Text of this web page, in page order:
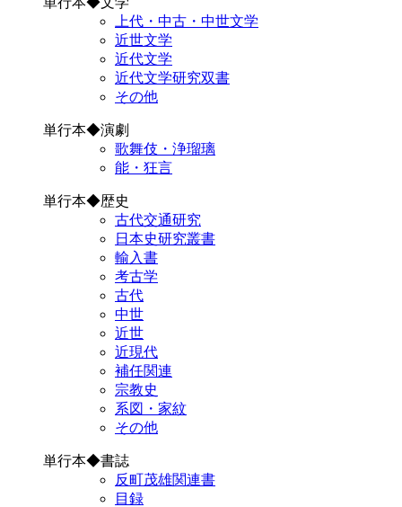
上代・中古・中世文学
近世文学
近代文学
近代文学研究双書
その他
単行本◆演劇
歌舞伎・浄瑠璃
能・狂言
単行本◆歴史
古代交通研究
日本史研究叢書
輸入書
考古学
古代
中世
近世
近現代
補任関連
宗教史
系図・家紋
その他
単行本◆書誌
反町茂雄関連書
目録